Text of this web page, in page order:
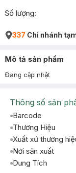
Số lượng:
337 Chi nhánh
Mô tả sản phẩm
Đang cập nhật
Thông số sản
Barcode
Thương Hiệu
Xuất xứ thương
Nơi sản xuất
Dung Tích